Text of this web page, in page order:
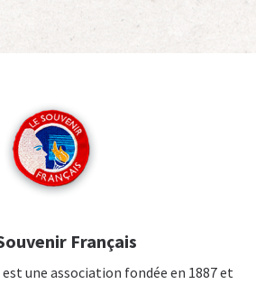
Français
est une association fondée en 1887 et